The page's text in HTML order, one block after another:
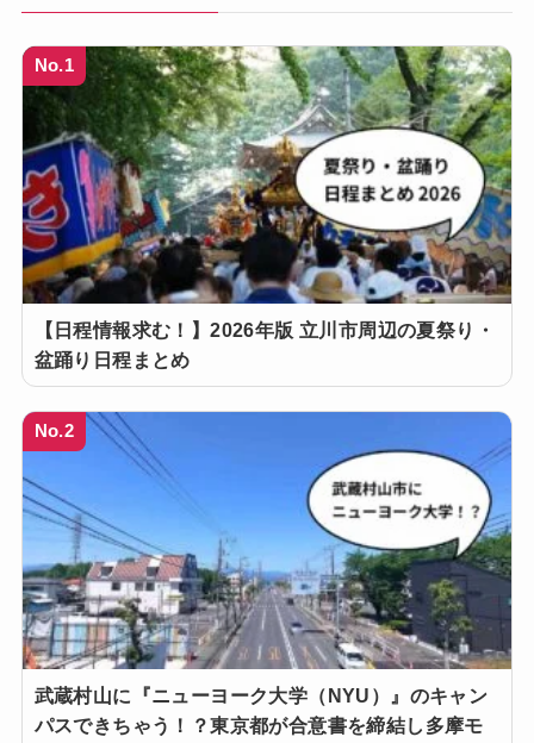
No.1
【日程情報求む！】2026年版 立川市周辺の夏祭り・
盆踊り日程まとめ
No.2
武蔵村山に『ニューヨーク大学（NYU）』のキャン
パスできちゃう！？東京都が合意書を締結し多摩モ